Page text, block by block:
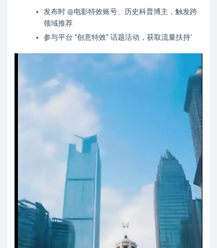
发布时 @电影特效账号、历史科普博主，触发跨
领域推荐
参与平台 “创意特效” 话题活动，获取流量扶持‘